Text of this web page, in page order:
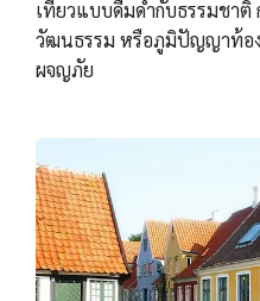
เที่ยวแบบดื่มด่ำกับธรรมชาติ
วัฒนธรรม หรือภูมิปัญญาท้อ
ผจญภัย